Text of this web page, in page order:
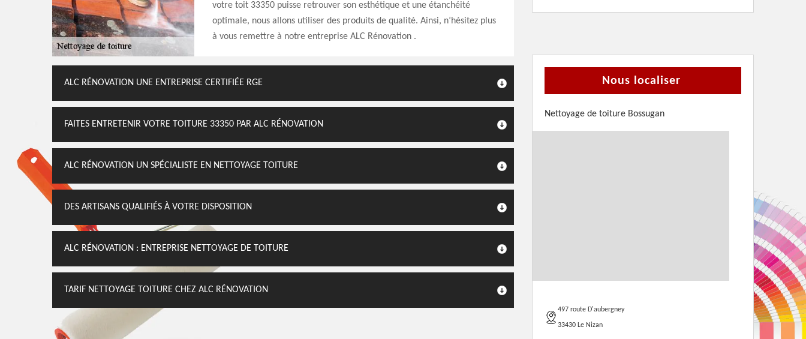
votre toit 33350 puisse retrouver son esthétique et une étanchéité
optimale, nous allons utiliser des produits de qualité. Ainsi, n’hésitez plus
à vous remettre à notre entreprise ALC Rénovation .
ALC RÉNOVATION UNE ENTREPRISE CERTIFIÉE RGE
FAITES ENTRETENIR VOTRE TOITURE 33350 PAR ALC RÉNOVATION
ALC RÉNOVATION UN SPÉCIALISTE EN NETTOYAGE TOITURE
DES ARTISANS QUALIFIÉS À VOTRE DISPOSITION
ALC RÉNOVATION : ENTREPRISE NETTOYAGE DE TOITURE
TARIF NETTOYAGE TOITURE CHEZ ALC RÉNOVATION
Nous localiser
Nettoyage de toiture Bossugan
497 route D'aubergney
33430 Le Nizan